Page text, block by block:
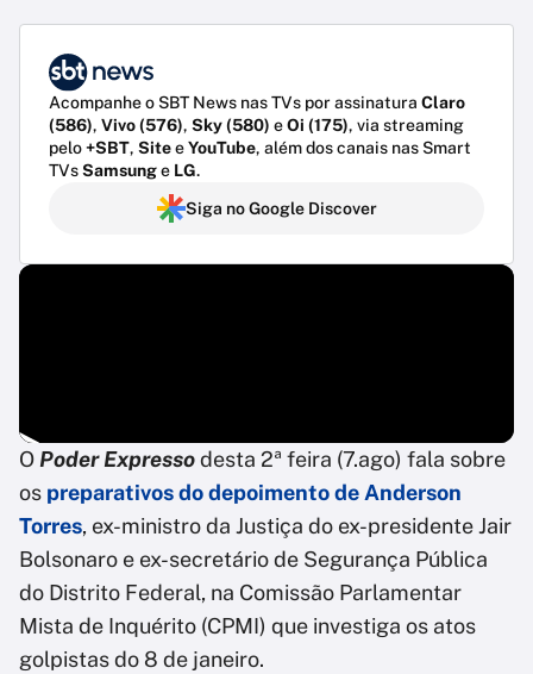
Acompanhe o SBT News nas TVs por assinatura Claro
(586), Vivo (576), Sky (580) eOi (175), via streaming
pelo+SBT, SiteeYouTube, além dos canais nas Smart
TVsSamsunge LG.
Siga no Google Discover
OPoder Expressodesta 2ª feira (7.ago) fala sobre
os preparativos do depoimento de Anderson
Torres, ex-ministro da Justiça do ex-presidente Jair
Bolsonaro e ex-secretário de Segurança Pública
do Distrito Federal, na Comissão Parlamentar
Mista de Inquérito (CPMI) que investiga os atos
golpistas do 8 de janeiro.